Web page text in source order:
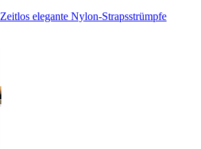
Zeitlos elegante Nylon-Strapsstrümpfe